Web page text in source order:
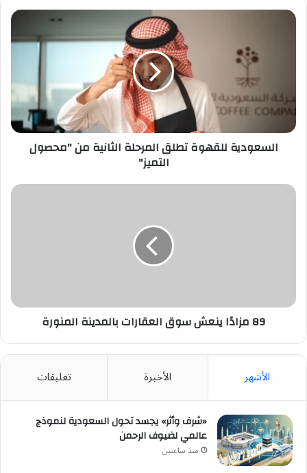
السعودية
"محصول
التميز"
السعودية للقهوة تطلق المرحلة الثانية من "محصول
التميز"
89
89 مزادًا ينعش سوق العقارات بالمدينة المنورة
الأشهر الأخيرة تعليقات
«شرف وأثر» يجسد تحول السعودية لنموذج
عالمي لضيوف الرحمن
منذ ساعتين